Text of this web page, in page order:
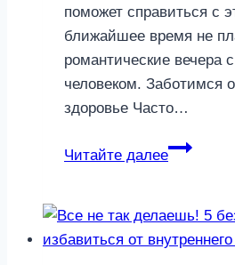
поможет справиться с
ближайшее время не
романтические
человеком. Заботимся
здоровье Часто…
Читайте далее
заняться
в